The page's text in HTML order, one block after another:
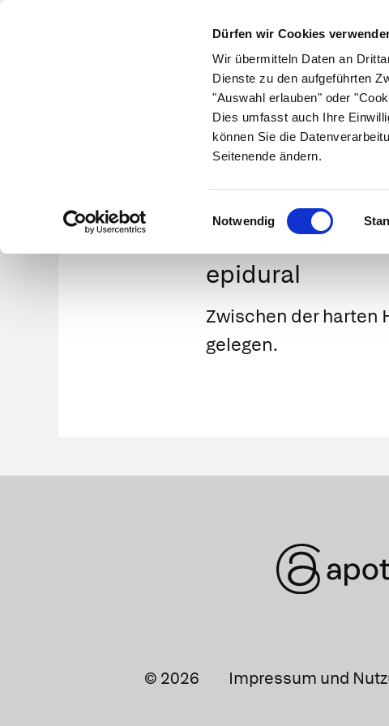
Dürfen wir Cookies
Wir übermitteln Daten an
Dienste zu den aufgeführten
"Auswahl erlauben" oder
Dies umfasst auch Ihre
können Sie die
Seitenende ändern.
Einwilligungsauswahl
Notwendig
Symptome Therapie
epidural
Zwischen der harten
gelegen.
© 2026 Impressum und